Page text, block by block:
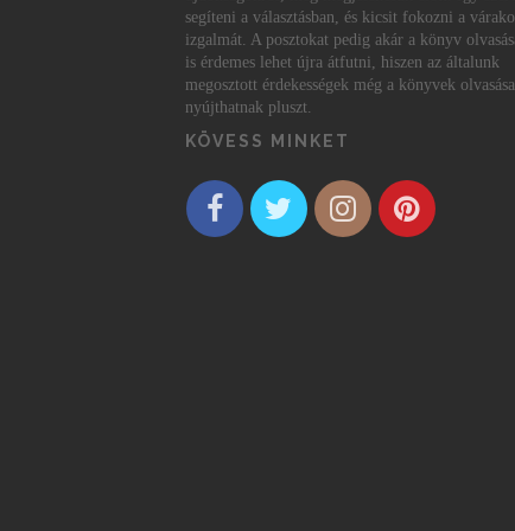
segíteni a választásban, és kicsit fokozni a
izgalmát. A posztokat pedig akár a könyv
is érdemes lehet újra átfutni, hiszen az általunk
megosztott érdekességek még a könyvek
nyújthatnak pluszt.
KÖVESS MINKET